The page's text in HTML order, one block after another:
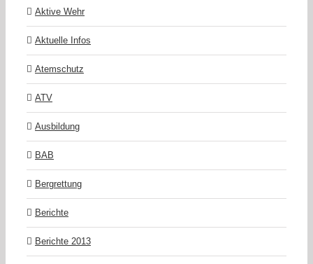
Aktive Wehr
Aktuelle Infos
Atemschutz
ATV
Ausbildung
BAB
Bergrettung
Berichte
Berichte 2013